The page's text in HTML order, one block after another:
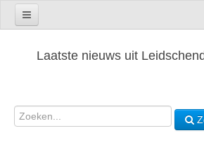
Laatste nieuws uit